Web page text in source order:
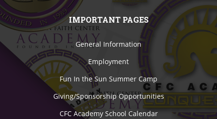
IMPORTANT PAGES
General Information
Employment
Fun In the Sun Summer Camp
Giving/Sponsorship Opportunities
CFC Academy School Calendar